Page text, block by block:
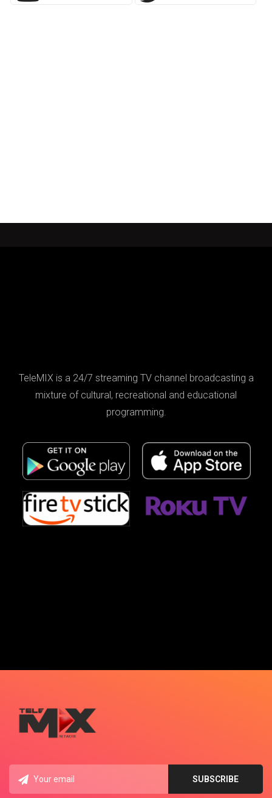
TeleMIX is a 24/7 streaming TV channel broadcasting a
mixture of cultural, recreational and educational
programming.